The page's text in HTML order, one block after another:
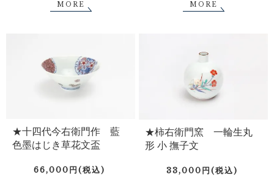
MORE MORE
★十四代今右衛門作 藍
色墨はじき草花文盃
66,000円(税込)
★柿右衛門窯 一輪生丸
形 小 撫子文
33,000円(税込)